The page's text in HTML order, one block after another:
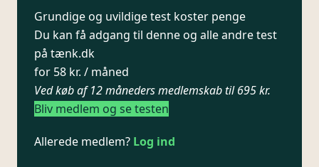
Grundige og uvildige test koster penge
Du kan få adgang til denne og alle andre test
på tænk.dk
for 58 kr. / måned
Ved køb af 12 måneders medlemskab til 695 kr.
Bliv medlem og se testen
Allerede medlem? Log ind